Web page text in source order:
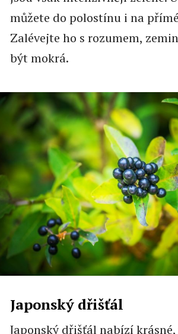
můžete do polostínu i na
Zalévejte ho s rozumem,
být mokrá.
Japonský dřišťál
Japonský dřišťál nabízí